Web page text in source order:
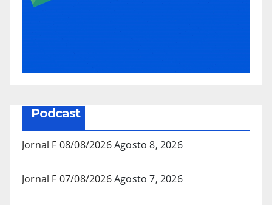
Podcast
Jornal F 08/08/2026Agosto 8, 2026
Jornal F 07/08/2026Agosto 7, 2026